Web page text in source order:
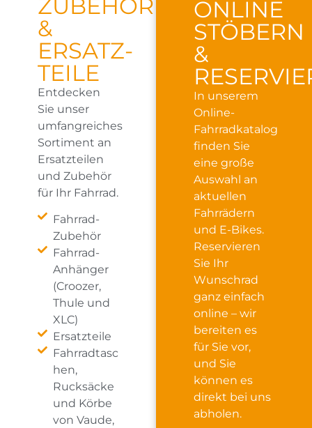
ZUBEHÖR
&
ERSATZ­
TEILE
Entdecken
Sie unser
umfangreiches
Sortiment an
Ersatzteilen
und Zubehör
für Ihr Fahrrad.
Fahrrad-
Zubehör
Fahrrad-
Anhänger
(Croozer,
Thule und
XLC)
Ersatzteile
Fahrradtasc
hen,
Rucksäcke
und Körbe
von Vaude,
ONLINE
STÖBERN
&
In unserem
Online-
Fahrradkatalog
finden Sie
eine große
Auswahl an
aktuellen
Fahrrädern
und E-Bikes.
Reservieren
Sie Ihr
Wunschrad
ganz einfach
online – wir
bereiten es
für Sie vor,
und Sie
können es
direkt bei uns
abholen.